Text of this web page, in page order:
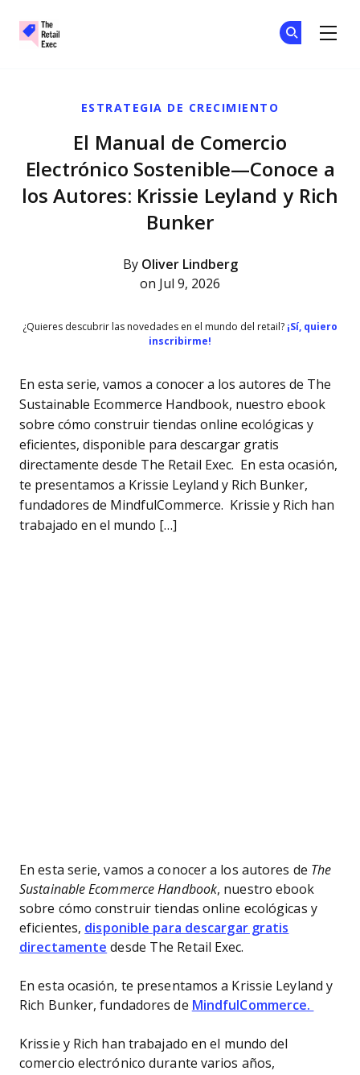
ESTRATEGIA DE CRECIMIENTO
El Manual de Comercio
Electrónico Sostenible—Conoce a
los Autores: Krissie Leyland y Rich
Bunker
By Oliver Lindberg
on Jul 9, 2026
¿Quieres descubrir las novedades en el mundo del retail? ¡Sí, quiero
inscribirme!
En esta serie, vamos a conocer a los autores de The
Sustainable Ecommerce Handbook, nuestro ebook
sobre cómo construir tiendas online ecológicas y
eficientes, disponible para descargar gratis
directamente desde The Retail Exec. En esta ocasión,
te presentamos a Krissie Leyland y Rich Bunker,
fundadores de MindfulCommerce. Krissie y Rich han
trabajado en el mundo […]
En esta serie, vamos a conocer a los autores de The
Sustainable Ecommerce Handbook, nuestro ebook
sobre cómo construir tiendas online ecológicas y
eficientes, disponible para descargar gratis
directamente desde The Retail Exec.
En esta ocasión, te presentamos a Krissie Leyland y
Rich Bunker, fundadores de MindfulCommerce.
Krissie y Rich han trabajado en el mundo del
comercio electrónico durante varios años,